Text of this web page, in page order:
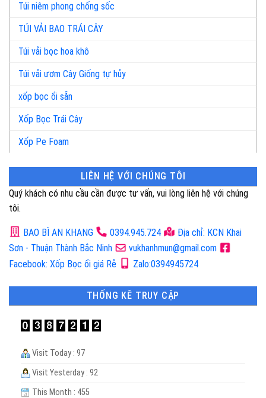
Túi niêm phong chống sốc
TÚI VẢI BAO TRÁI CÂY
Túi vải bọc hoa khô
Túi vải ươm Cây Giống tự hủy
xốp bọc ổi sẵn
Xốp Bọc Trái Cây
Xốp Pe Foam
LIÊN HỆ VỚI CHÚNG TÔI
Quý khách có nhu cầu cần được tư vấn, vui lòng liên hệ với chúng
tôi.
BAO BÌ AN KHANG 0394.945.724
Địa chỉ: KCN Khai
Sơn - Thuận Thành Bắc Ninh
vukhanhmun@gmail.com
Facebook: Xốp Bọc ổi giá Rẻ
Zalo:0394945724
THỐNG KÊ TRUY CẬP
Visit Today : 97
Visit Yesterday : 92
This Month : 455